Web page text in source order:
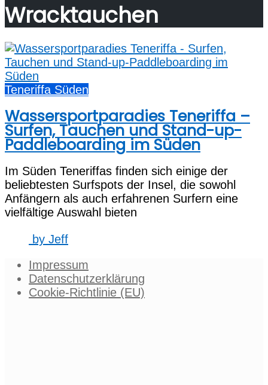
Wracktauchen
Teneriffa Süden
Wassersportparadies Teneriffa –
Surfen, Tauchen und Stand-up-
Paddleboarding im Süden
Im Süden Teneriffas finden sich einige der
beliebtesten Surfspots der Insel, die sowohl
Anfängern als auch erfahrenen Surfern eine
vielfältige Auswahl bieten
by Jeff
Impressum
Datenschutzerklärung
Cookie-Richtlinie (EU)